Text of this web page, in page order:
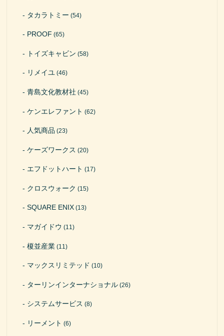
タカラトミー (54)
PROOF (65)
トイズキャビン (58)
リメイユ (46)
青島文化教材社 (45)
ケンエレファント (62)
人気商品 (23)
ケーズワークス (20)
エフドットハート (17)
クロスウォーク (15)
SQUARE ENIX (13)
マガイドウ (11)
榎並産業 (11)
マックスリミテッド (10)
ターリンインターナショナル (26)
システムサービス (8)
リーメント (6)